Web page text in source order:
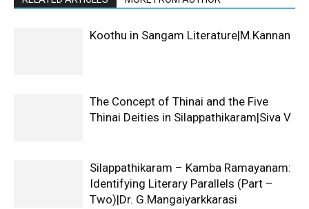
Koothu in Sangam Literature|M.Kannan
The Concept of Thinai and the Five
Thinai Deities in Silappathikaram|Siva V
Silappathikaram – Kamba Ramayanam:
Identifying Literary Parallels (Part –
Two)|Dr. G.Mangaiyarkkarasi